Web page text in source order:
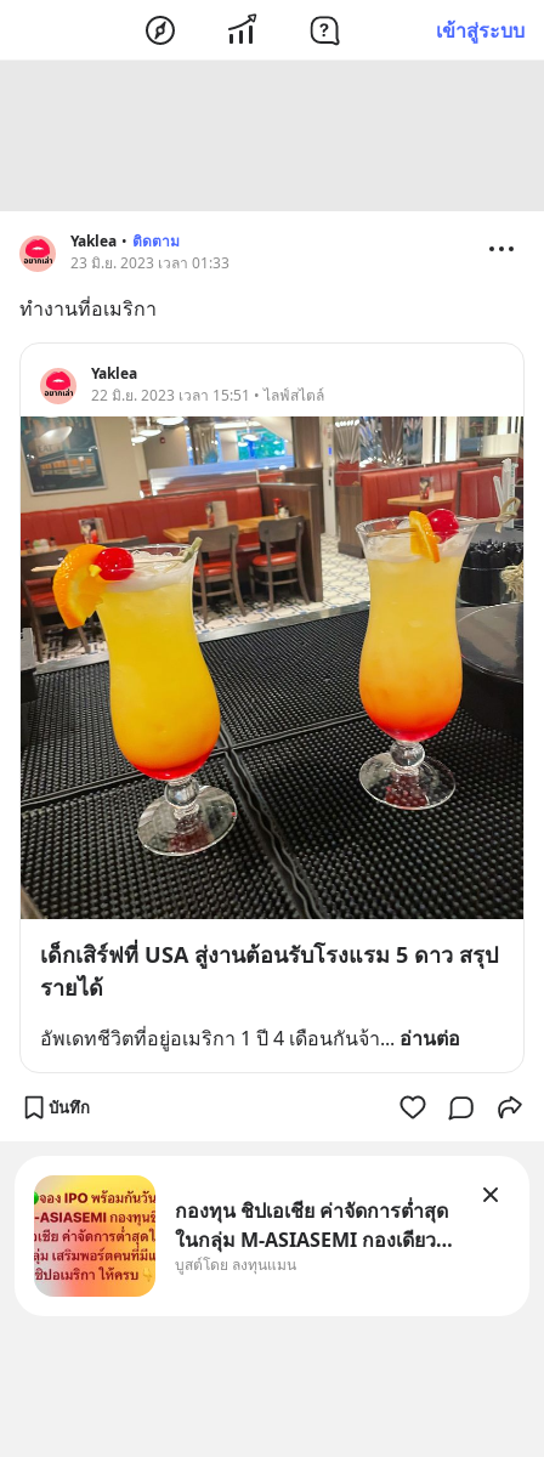
เข้าสู่ระบบ
Yaklea • ติดตาม
23 มิ.ย. 2023 เวลา 01:33
ทำงานที่อเมริกา
Yaklea
22 มิ.ย. 2023 เวลา 15:51 • ไลฟ์สไตล์
เด็กเสิร์ฟที่ USA สู่งานต้อนรับโรงแรม 5 ดาว สรุป
รายได้
อัพเดทชีวิตที่อยู่อเมริกา 1 ปี 4 เดือนกันจ้า... อ่านต่อ
บันทึก
กองทุน ชิปเอเชีย ค่าจัดการต่ำสุด
ในกลุ่ม M-ASIASEMI กองเดียว
ครบ มีทั้ง CXMT จากจีน TSMC
บูสต์โดย ลงทุนแมน